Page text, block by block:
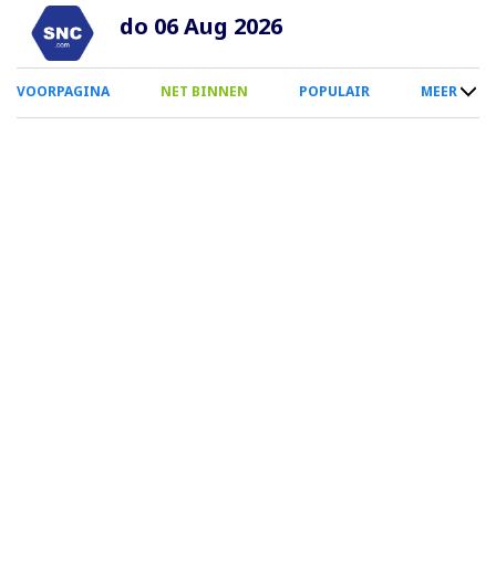
Overslaan
naar
inhoud
do 06 Aug 2026
0
Smartphone
VOORPAGINA NET BINNEN POPULAIR MEER